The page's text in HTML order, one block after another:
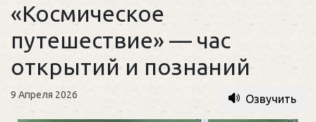
«Космическое
путешествие» — час
открытий и познаний
9 Апреля 2026 Озвучить